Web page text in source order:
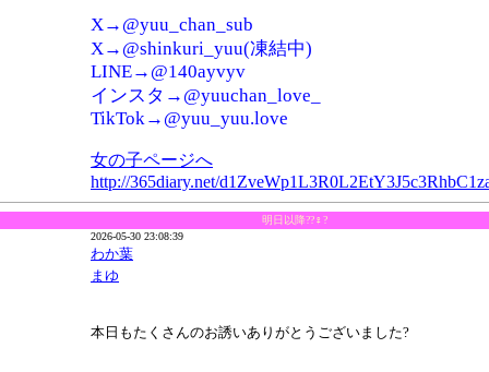
X→@yuu_chan_sub
X→@shinkuri_yuu(凍結中)
LINE→@140ayvyv
インスタ→@yuuchan_love_
TikTok→@yuu_yuu.love
女の子ページへ
http://365diary.net/
明日以降??♀?
2026-05-30 23:08:39
わか葉
まゆ
本日もたくさんのお誘いありがとうございました?